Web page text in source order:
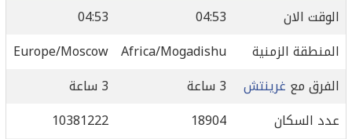
الوقت الان
04:53
04:53
المنطقة الزمنية
Africa/Mogadishu
Europe/Moscow
الفرق مع غرينتش 3 ساعة
3 ساعة
عدد السكان
18904
10381222